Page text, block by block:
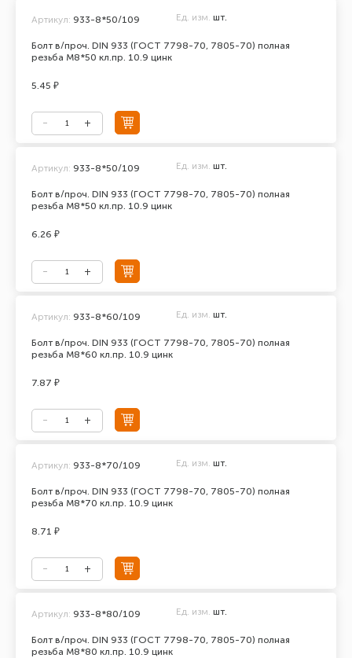
Болт в/проч. DIN 933 (ГОСТ 7798-70, 7805-70) полная
резьба М8*50 кл.пр. 10.9 цинк
Артикул: 933-8*50/109 Ед. изм. шт.
5.45 ₽
Болт в/проч. DIN 933 (ГОСТ 7798-70, 7805-70) полная
резьба М8*50 кл.пр. 10.9 цинк
Артикул: 933-8*50/109 Ед. изм. шт.
6.26 ₽
Болт в/проч. DIN 933 (ГОСТ 7798-70, 7805-70) полная
резьба М8*60 кл.пр. 10.9 цинк
Артикул: 933-8*60/109 Ед. изм. шт.
7.87 ₽
Болт в/проч. DIN 933 (ГОСТ 7798-70, 7805-70) полная
резьба М8*70 кл.пр. 10.9 цинк
Артикул: 933-8*70/109 Ед. изм. шт.
8.71 ₽
Болт в/проч. DIN 933 (ГОСТ 7798-70, 7805-70) полная
резьба М8*80 кл.пр. 10.9 цинк
Артикул: 933-8*80/109 Ед. изм. шт.